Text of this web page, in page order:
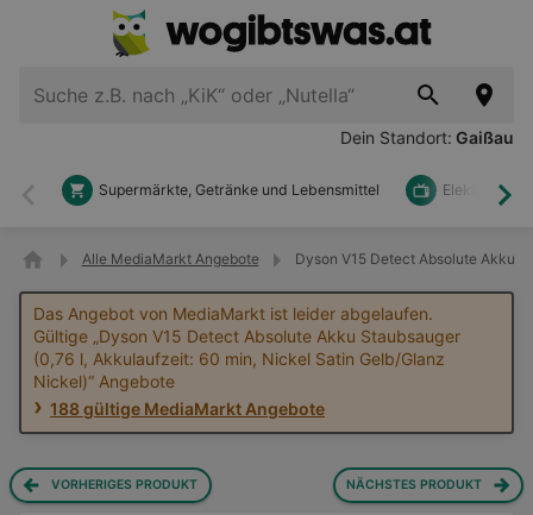
Dein Standort: Gaißau
Zurück
Supermärkte, Getränke und Lebensmittel Elektronik
Alle MediaMarkt Angebote Dyson V15 Detect Absolute Akku
Das Angebot von MediaMarkt ist leider abgelaufen.
Gültige „Dyson V15 Detect Absolute Akku Staubsauger
(0,76 l, Akkulaufzeit: 60 min, Nickel Satin Gelb/Glanz
Nickel)“ Angebote
188 gültige MediaMarkt Angebote
VORHERIGES PRODUKT NÄCHSTES PRODUKT